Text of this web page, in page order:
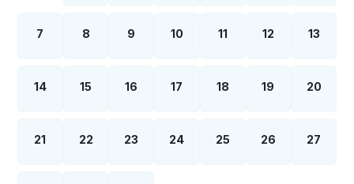
7 8 9 10 11 12 13
14 15 16 17 18 19 20
21 22 23 24 25 26 27